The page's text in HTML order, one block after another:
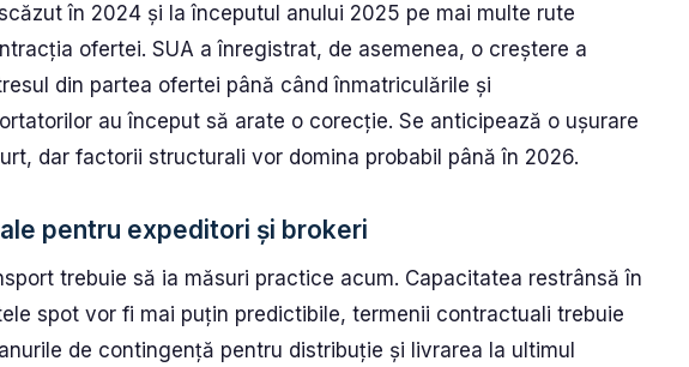
în 2024 și la începutul anului 2025 pe mai multe rute
ofertei. SUA a înregistrat, de asemenea, o creștere a
din partea ofertei până când înmatriculările și
au început să arate o corecție. Se anticipează o ușurare
dar factorii structurali vor domina probabil până în 2026.
pentru expeditori și brokeri
trebuie să ia măsuri practice acum. Capacitatea restrânsă în
spot vor fi mai puțin predictibile, termenii contractuali trebuie
de contingență pentru distribuție și livrarea la ultimul